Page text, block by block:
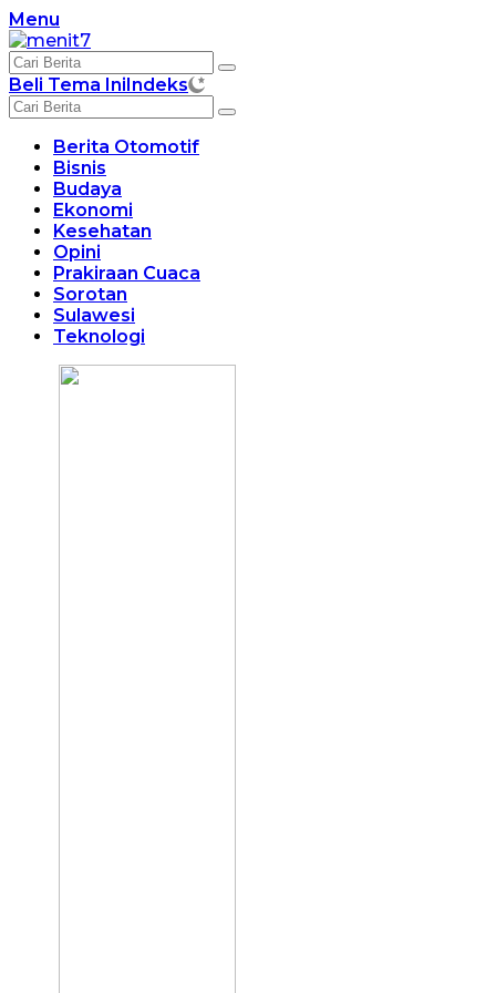
Langsung
ke
konten
Menu
Beli Tema IniIndeks
Berita Otomotif
Bisnis
Budaya
Ekonomi
Kesehatan
Opini
Prakiraan Cuaca
Sorotan
Sulawesi
Teknologi